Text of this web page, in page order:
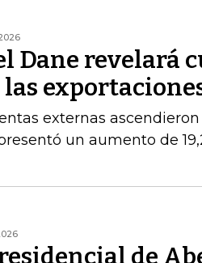
Dane revelará
externas ascendieron
un aumento de
de